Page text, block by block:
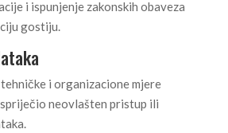
i ispunjenje zakonskih obaveza
gostiju.
i organizacione mjere
neovlašten pristup ili